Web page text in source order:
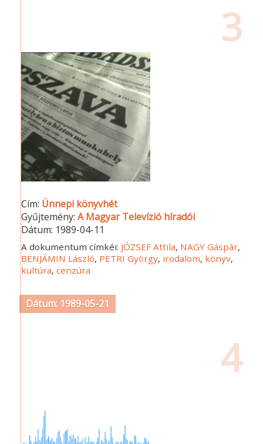
3
Cím: Ünnepi könyvhét
Gyűjtemény:A Magyar Televízió híradói
Dátum: 1989-04-11
A dokumentum címkéi: JÓZSEF Attila, NAGY Gáspár,
BENJÁMIN László, PETRI György, irodalom, könyv,
kultúra,cenzúra
Dátum: 1989-05-21
4